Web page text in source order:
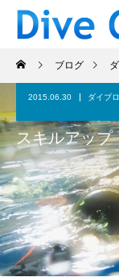
ブログ
2015.06.30 ダイブ
スキルアッ